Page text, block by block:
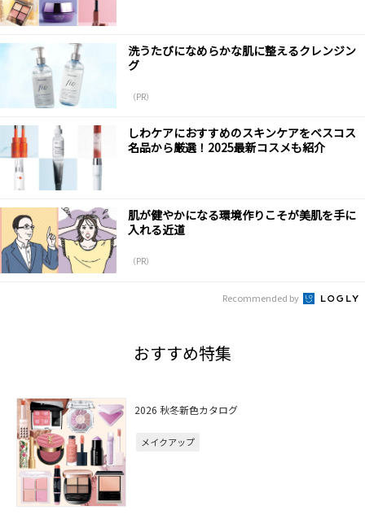
洗うたびになめらかな肌に整えるクレンジン
グ
（PR）
しわケアにおすすめのスキンケアをベスコス
名品から厳選！2025最新コスメも紹介
肌が健やかになる環境作りこそが美肌を手に
入れる近道
（PR）
Recommended by
おすすめ特集
2026 秋冬新色カタログ
メイクアップ